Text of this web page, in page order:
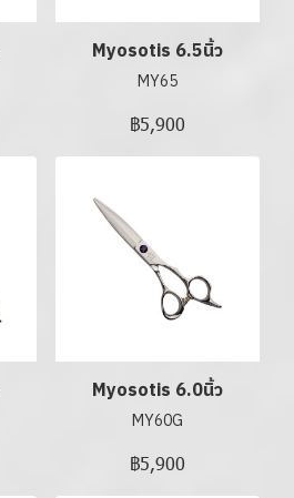
Myosotis 6.5นิ้ว
MY65
฿5,900
Myosotis 6.0นิ้ว
MY60G
฿5,900